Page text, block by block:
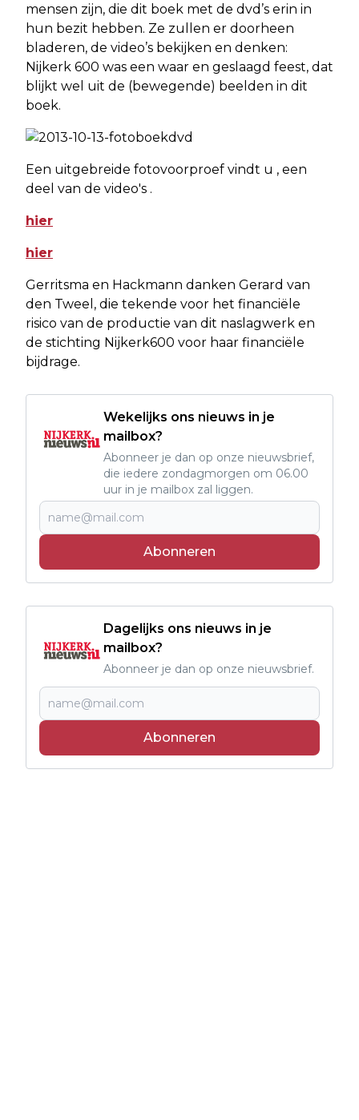
mensen zijn, die dit boek met de dvd’s erin in
hun bezit hebben. Ze zullen er doorheen
bladeren, de video’s bekijken en denken:
Nijkerk 600 was een waar en geslaagd feest, dat
blijkt wel uit de (bewegende) beelden in dit
boek.
Een uitgebreide fotovoorproef vindt u , een
deel van de video's .
hier
hier
Gerritsma en Hackmann danken Gerard van
den Tweel, die tekende voor het financiële
risico van de productie van dit naslagwerk en
de stichting Nijkerk600 voor haar financiële
bijdrage.
Wekelijks ons nieuws in je
mailbox?
Abonneer je dan op onze nieuwsbrief,
die iedere zondagmorgen om 06.00
uur in je mailbox zal liggen.
Abonneren
Dagelijks ons nieuws in je
mailbox?
Abonneer je dan op onze nieuwsbrief.
Abonneren